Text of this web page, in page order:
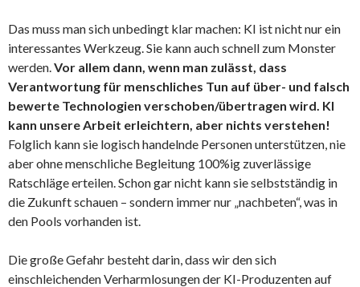
Das muss man sich unbedingt klar machen: KI ist nicht nur ein
interessantes Werkzeug. Sie kann auch schnell zum Monster
werden.Vor allem dann, wenn man zulässt, dass
Verantwortung für menschliches Tun auf über- und falsch
bewerte Technologien verschoben/übertragen wird. KI
kann unsere Arbeit erleichtern, aber nichts verstehen!
Folglich kann sie logisch handelnde Personen unterstützen, nie
aber ohne menschliche Begleitung 100%ig zuverlässige
Ratschläge erteilen. Schon gar nicht kann sie selbstständig in
die Zukunft schauen – sondern immer nur „nachbeten“, was in
den Pools vorhanden ist.
Die große Gefahr besteht darin, dass wir den sich
einschleichenden Verharmlosungen der KI-Produzenten auf